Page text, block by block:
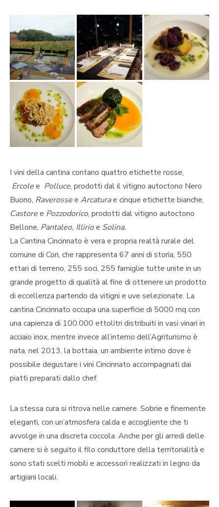
I vini della cantina contano quattro etichette rosse,
Ercolee Polluce, prodotti dal il vitigno autoctono Nero
Buono, Raverossee Arcaturae cinque etichette bianche,
Castoree Pozzodorico, prodotti dal vitigno autoctono
Bellone, Pantaleo, Illirioe Solina.
La Cantina Cincinnato è vera e propria realtà rurale del
comune di Cori, che rappresenta 67 anni di storia, 550
ettari di terreno, 255 soci, 255 famiglie tutte unite in un
grande progetto di qualità al fine di ottenere un prodotto
di eccellenza partendo da vitigni e uve selezionate. La
cantina Cincinnato occupa una superficie di 5000 mq con
una capienza di 100.000 ettolitri distribuiti in vasi vinari in
acciaio inox, mentre invece all’interno dell’Agriturismo è
nata, nel 2013, la bottaia, un ambiente intimo dove è
possibile degustare i vini Cincinnato accompagnati dai
piatti preparati dallo chef.
La stessa cura si ritrova nelle camere. Sobrie e finemente
eleganti, con un’atmosfera calda e accogliente che ti
avvolge in una discreta coccola. Anche per gli arredi delle
camere si è seguito il filo conduttore della territorialità e
sono stati scelti mobili e accessori realizzati in legno da
artigiani locali.